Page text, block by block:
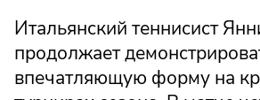
Итальянский теннисист
продолжает
впечатляющую форму на